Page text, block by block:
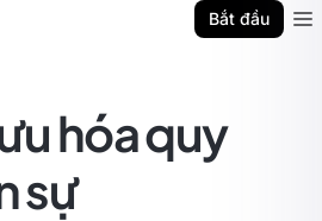
Bắt đầu
hóa quy
sự